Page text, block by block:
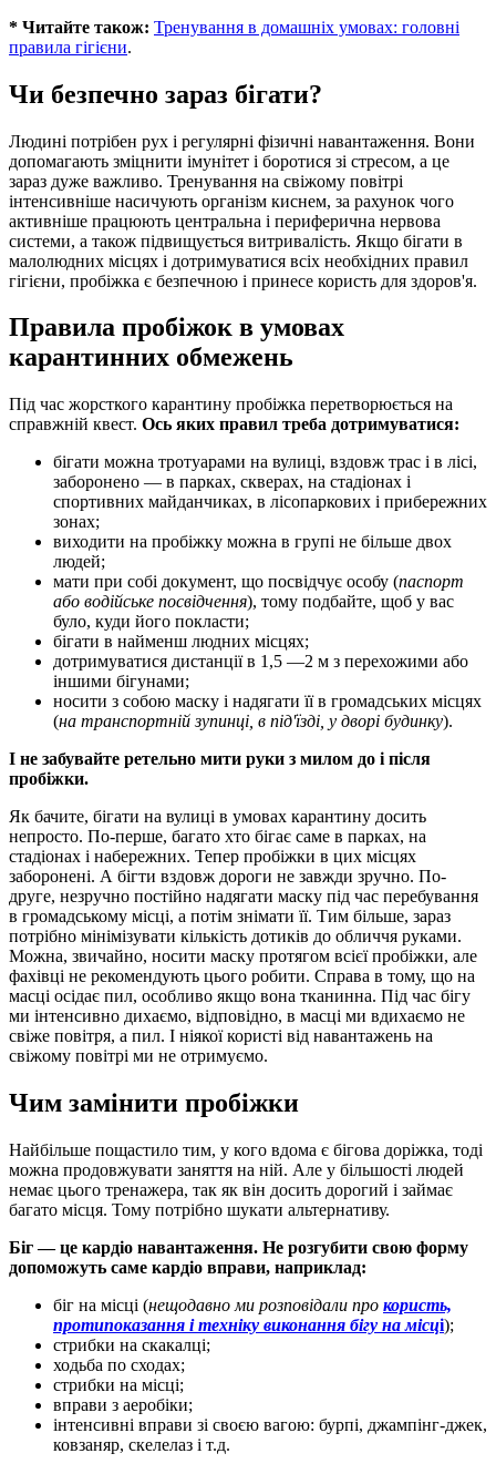
* Читайте також: Тренування в домашніх умовах: головні
правила гігієни.
Чи безпечно зараз бігати?
Людині потрібен рух і регулярні фізичні навантаження. Вони
допомагають зміцнити імунітет і боротися зі стресом, а це
зараз дуже важливо. Тренування на свіжому повітрі
інтенсивніше насичують організм киснем, за рахунок чого
активніше працюють центральна і периферична нервова
системи, а також підвищується витривалість. Якщо бігати в
малолюдних місцях і дотримуватися всіх необхідних правил
гігієни, пробіжка є безпечною і принесе користь для здоров'я.
Правила пробіжок в умовах
карантинних обмежень
Під час жорсткого карантину пробіжка перетворюється на
справжній квест. Ось яких правил треба дотримуватися:
бігати можна тротуарами на вулиці, вздовж трас і в лісі,
заборонено — в парках, скверах, на стадіонах і
спортивних майданчиках, в лісопаркових і прибережних
зонах;
виходити на пробіжку можна в групі не більше двох
людей;
мати при собі документ, що посвідчує особу (паспорт
або водійське посвідчення), тому подбайте, щоб у вас
було, куди його покласти;
бігати в найменш людних місцях;
дотримуватися дистанції в 1,5 —2 м з перехожими або
іншими бігунами;
носити з собою маску і надягати її в громадських місцях
(на транспортній зупинці, в під'їзді, у дворі будинку).
І не забувайте ретельно мити руки з милом до і після
пробіжки.
Як бачите, бігати на вулиці в умовах карантину досить
непросто. По-перше, багато хто бігає саме в парках, на
стадіонах і набережних. Тепер пробіжки в цих місцях
заборонені. А бігти вздовж дороги не завжди зручно. По-
друге, незручно постійно надягати маску під час перебування
в громадському місці, а потім знімати її. Тим більше, зараз
потрібно мінімізувати кількість дотиків до обличчя руками.
Можна, звичайно, носити маску протягом всієї пробіжки, але
фахівці не рекомендують цього робити. Справа в тому, що на
масці осідає пил, особливо якщо вона тканинна. Під час бігу
ми інтенсивно дихаємо, відповідно, в масці ми вдихаємо не
свіже повітря, а пил. І ніякої користі від навантажень на
свіжому повітрі ми не отримуємо.
Чим замінити пробіжки
Найбільше пощастило тим, у кого вдома є бігова доріжка, тоді
можна продовжувати заняття на ній. Але у більшості людей
немає цього тренажера, так як він досить дорогий і займає
багато місця. Тому потрібно шукати альтернативу.
Біг — це кардіо навантаження. Не розгубити свою форму
допоможуть саме кардіо вправи, наприклад:
біг на місці (нещодавно ми розповідали про користь,
протипоказання і техніку виконання бігу на місці);
стрибки на скакалці;
ходьба по сходах;
стрибки на місці;
вправи з аеробіки;
інтенсивні вправи зі своєю вагою: бурпі, джампінг-джек,
ковзаняр, скелелаз і т.д.